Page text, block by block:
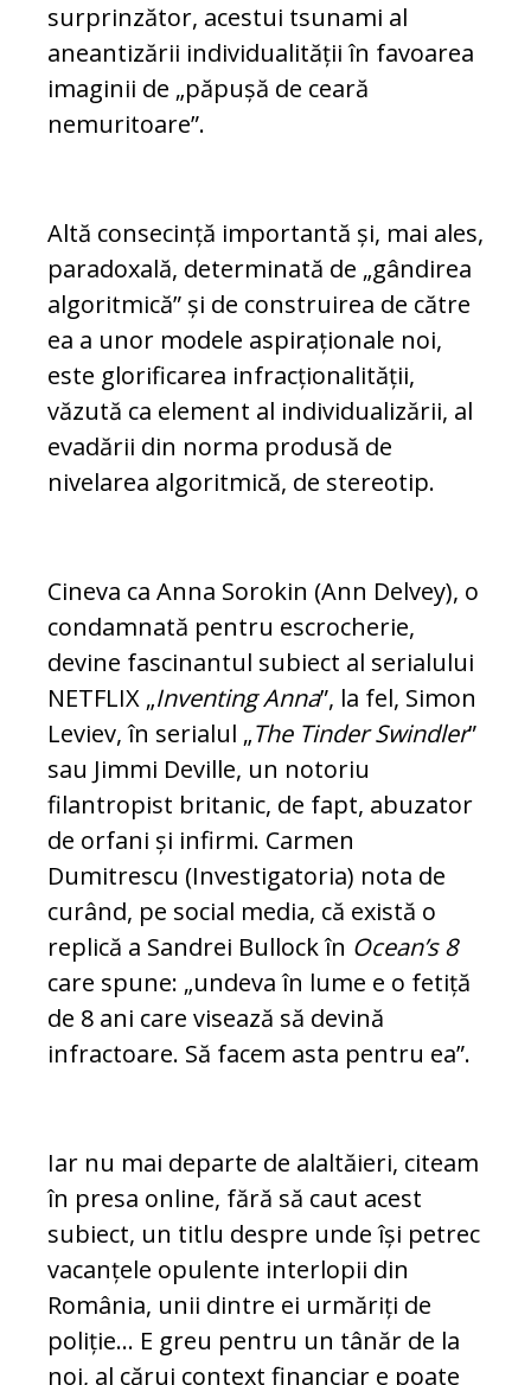
surprinzător, acestui tsunami al
aneantizării individualității în favoarea
imaginii de „păpușă de ceară
nemuritoare”.
Altă consecință importantă și, mai ales,
paradoxală, determinată de „gândirea
algoritmică” și de construirea de către
ea a unor modele aspiraționale noi,
este glorificarea infracționalității,
văzută ca element al individualizării, al
evadării din norma produsă de
nivelarea algoritmică, de stereotip.
Cineva ca Anna Sorokin (Ann Delvey), o
condamnată pentru escrocherie,
devine fascinantul subiect al serialului
NETFLIX „Inventing Anna”, la fel, Simon
Leviev, în serialul „The Tinder Swindler”
sau Jimmi Deville, un notoriu
filantropist britanic, de fapt, abuzator
de orfani și infirmi. Carmen
Dumitrescu (Investigatoria) nota de
curând, pe social media, că există o
replică a Sandrei Bullock în Ocean’s 8
care spune: „undeva în lume e o fetiță
de 8 ani care visează să devină
infractoare. Să facem asta pentru ea”.
Iar nu mai departe de alaltăieri, citeam
în presa online, fără să caut acest
subiect, un titlu despre unde își petrec
vacanțele opulente interlopii din
România, unii dintre ei urmăriți de
poliție... E greu pentru un tânăr de la
noi, al cărui context financiar e poate